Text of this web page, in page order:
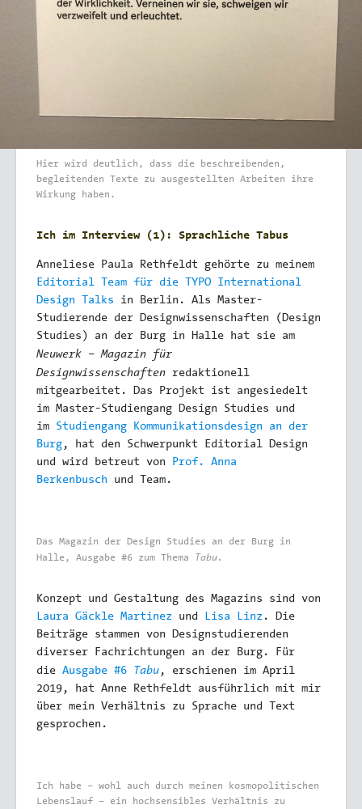
Hier wird deutlich, dass die beschreibenden,
begleitenden Texte zu ausgestellten Arbeiten ihre
Wirkung haben.
Ich im Interview (1): Sprachliche Tabus
Anneliese Paula Rethfeldt gehörte zu meinem
Editorial Team für die TYPO International
Design Talks in Berlin. Als Master-
Studierende der Designwissenschaften (Design
Studies) an der Burg in Halle hat sie am
Neuwerk – Magazin für
Designwissenschaften redaktionell
mitgearbeitet. Das Projekt ist angesiedelt
im Master-Studiengang Design Studies und
im Studiengang Kommunikationsdesign an der
Burg , hat den Schwerpunkt Editorial Design
und wird betreut von
Prof. Anna
Berkenbusch und Team.
Das Magazin der Design Studies an der Burg in
Halle, Ausgabe #6 zum Thema Tabu.
Konzept und Gestaltung des Magazins sind von
Laura Gäckle Martinez und Lisa Linz . Die
Beiträge stammen von Designstudierenden
diverser Fachrichtungen an der Burg. Für
die Ausgabe #6 Tabu , erschienen im April
2019, hat Anne Rethfeldt ausführlich mit mir
über mein Verhältnis zu Sprache und Text
gesprochen.
Ich habe – wohl auch durch meinen kosmopolitischen
Lebenslauf – ein hochsensibles Verhältnis zu